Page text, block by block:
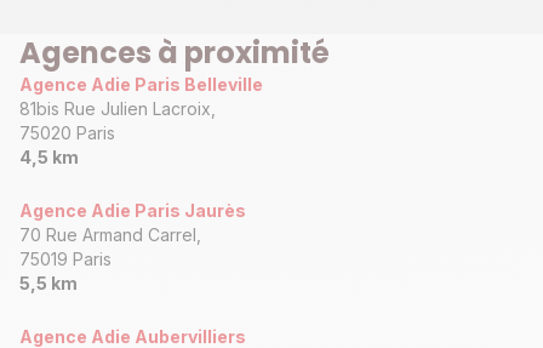
Agences à proximité
Agence Adie Paris Belleville
81bis Rue Julien Lacroix,
75020 Paris
4,5 km
Agence Adie Paris Jaurès
70 Rue Armand Carrel,
75019 Paris
5,5 km
Agence Adie Aubervilliers